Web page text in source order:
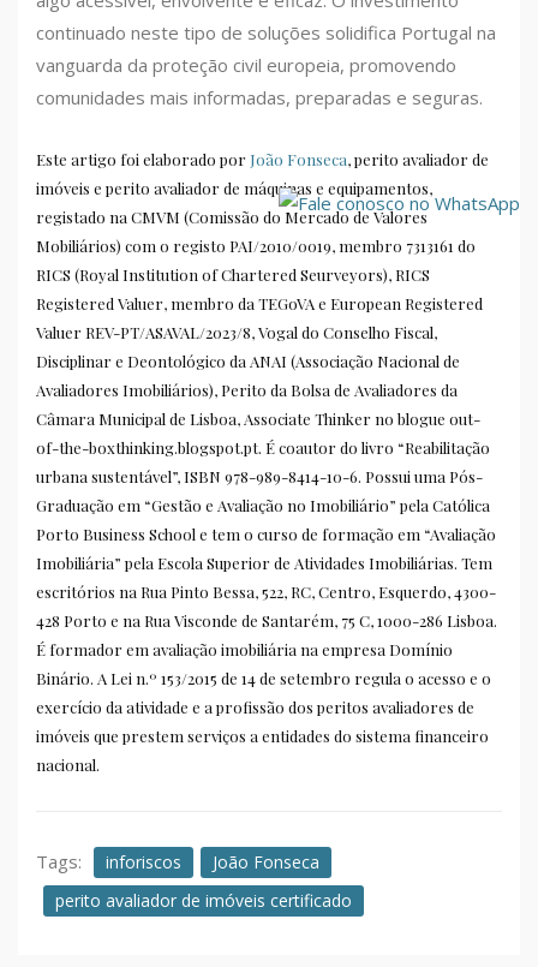
continuado neste tipo de soluções solidifica Portugal na
vanguarda da proteção civil europeia, promovendo
comunidades mais informadas, preparadas e seguras.
Este artigo foi elaborado por João Fonseca, perito avaliador de
imóveis e perito avaliador de máquinas e equipamentos,
registado na CMVM (Comissão do Mercado de Valores
Mobiliários) com o registo PAI/2010/0019, membro 7313161 do
RICS (Royal Institution of Chartered Seurveyors), RICS
Registered Valuer, membro da TEGoVA e European Registered
Valuer REV-PT/ASAVAL/2023/8, Vogal do Conselho Fiscal,
Disciplinar e Deontológico da ANAI (Associação Nacional de
Avaliadores Imobiliários), Perito da Bolsa de Avaliadores da
Câmara Municipal de Lisboa, Associate Thinker no blogue out-
of-the-boxthinking.blogspot.pt. É coautor do livro “Reabilitação
urbana sustentável”, ISBN 978-989-8414-10-6. Possui uma Pós-
Graduação em “Gestão e Avaliação no Imobiliário” pela Católica
Porto Business School e tem o curso de formação em “Avaliação
Imobiliária” pela Escola Superior de Atividades Imobiliárias. Tem
escritórios na Rua Pinto Bessa, 522, RC, Centro, Esquerdo, 4300-
428 Porto e na Rua Visconde de Santarém, 75 C, 1000-286 Lisboa.
É formador em avaliação imobiliária na empresa Domínio
Binário. A Lei n.º 153/2015 de 14 de setembro regula o acesso e o
exercício da atividade e a profissão dos peritos avaliadores de
imóveis que prestem serviços a entidades do sistema financeiro
nacional.
Tags: inforiscos
João Fonseca
perito avaliador de imóveis certificado